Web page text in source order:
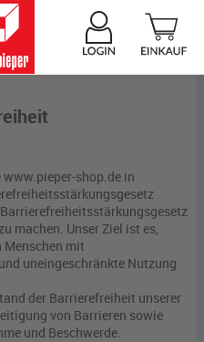
shop.de in
machen. Unser Ziel ist es,
Menschen mit
uneingeschränkte Nutzung
der Barrierefreiheit unserer
von Barrieren sowie
und Beschwerde.